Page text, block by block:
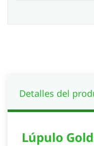
Detalles del
Lúpulo